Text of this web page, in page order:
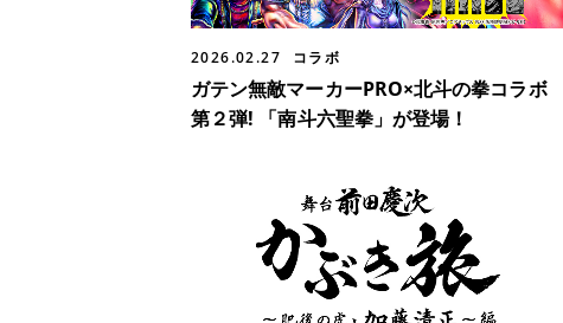
2026.02.27 コラボ
ガテン無敵マーカーPRO×北斗の拳コラボ
第２弾! 「南斗六聖拳」が登場！